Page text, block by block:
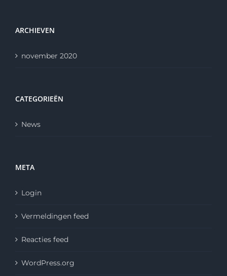
ARCHIEVEN
november 2020
CATEGORIEËN
News
META
Login
Vermeldingen feed
Reacties feed
WordPress.org